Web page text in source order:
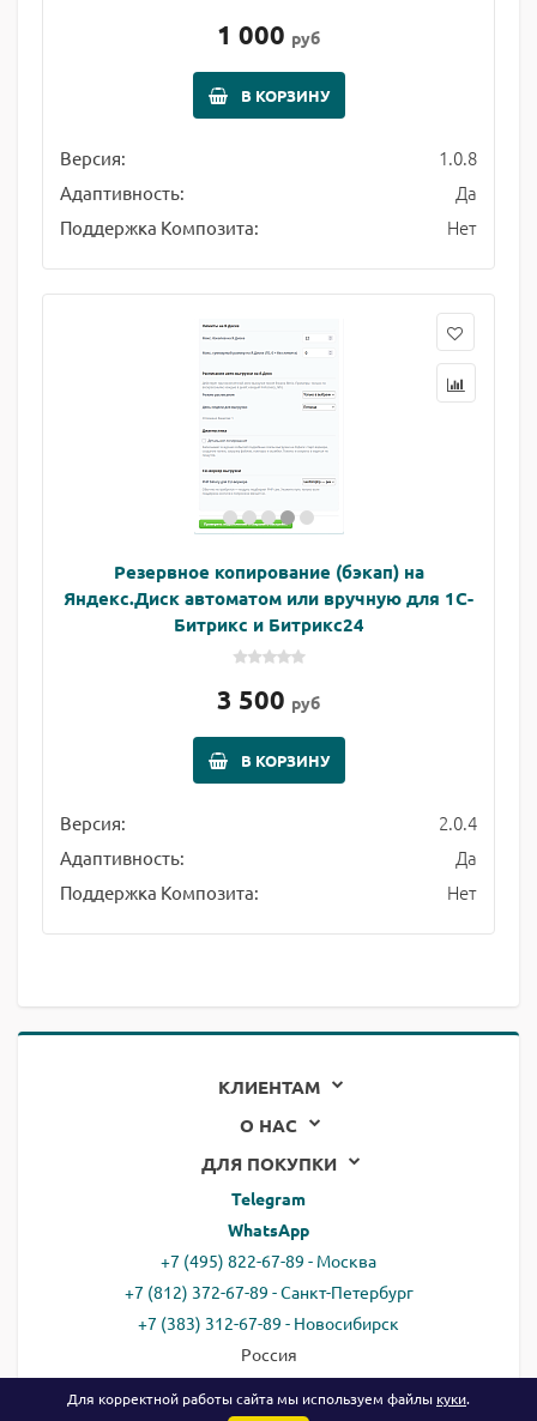
1 000 руб
В КОРЗИНУ
Версия: 1.0.8
Адаптивность: Да
Поддержка Композита: Нет
Резервное копирование (бэкап) на
Яндекс.Диск автоматом или вручную для 1С-
Битрикс и Битрикс24
3 500 руб
В КОРЗИНУ
Версия: 2.0.4
Адаптивность: Да
Поддержка Композита: Нет
КЛИЕНТАМ
О НАС
ДЛЯ ПОКУПКИ
Telegram
WhatsApp
+7 (495) 822-67-89 - Москва
+7 (812) 372-67-89 - Санкт-Петербург
+7 (383) 312-67-89 - Новосибирск
Россия
email:all@ready.website
Для корректной работы сайта мы используем файлы куки.